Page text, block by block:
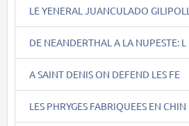
LE YENERAL JUANCULADO GILIPOLL
DE NEANDERTHAL A LA NUPESTE: L
A SAINT DENIS ON DEFEND LES FE
LES PHRYGES FABRIQUEES EN CHIN